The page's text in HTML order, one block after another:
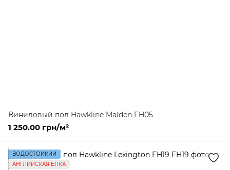
Виниловый пол Hawkline Malden FH05
1 250.00 грн/м²
ВОДОСТОЙКИЙ
АНГЛИЙСКАЯ ЕЛКА